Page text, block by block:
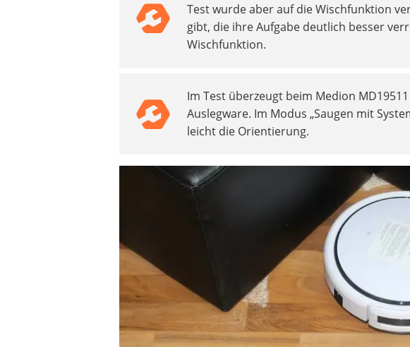
Elektrische Pfeffermühle
Beheizbare Handschuhe
Test wurde aber auf die Wischfunktion
gibt, die ihre Aufgabe deutlich besser
Wischfunktion.
Im Test überzeugt beim Medion
Auslegware. Im Modus „Saugen mit
leicht die Orientierung.